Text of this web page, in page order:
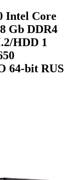
Intel Core
Gb DDR4
HDD 1
64-bit RUS